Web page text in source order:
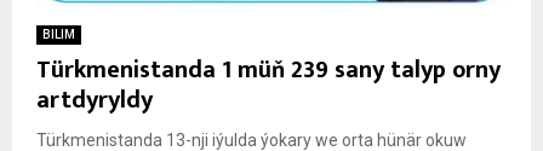
BILIM
Türkmenistanda 1 müň 239 sany talyp orny
artdyryldy
Türkmenistanda 13-nji iýulda ýokary we orta hünär okuw